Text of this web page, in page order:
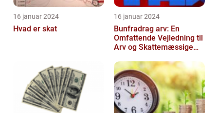
16 januar 2024
Hvad er skat
16 januar 2024
Bunfradrag arv: En
Omfattende Vejledning til
Arv og Skattemæssige